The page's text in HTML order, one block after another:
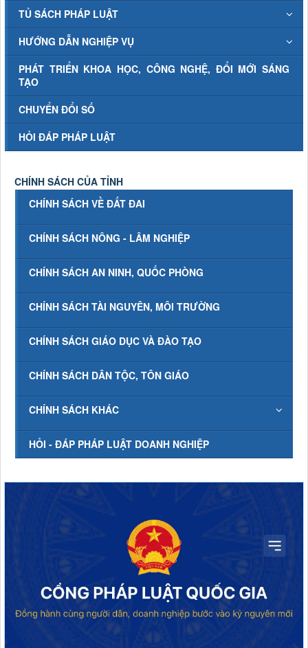
TỦ SÁCH PHÁP LUẬT
HƯỚNG DẪN NGHIỆP VỤ
PHÁT TRIỂN KHOA HỌC, CÔNG NGHỆ, ĐỔI MỚI SÁNG
TẠO
CHUYỂN ĐỔI SỐ
HỎI ĐÁP PHÁP LUẬT
CHÍNH SÁCH CỦA TỈNH
CHÍNH SÁCH VỀ ĐẤT ĐAI
CHÍNH SÁCH NÔNG - LÂM NGHIỆP
CHÍNH SÁCH AN NINH, QUỐC PHÒNG
CHÍNH SÁCH TÀI NGUYÊN, MÔI TRƯỜNG
CHÍNH SÁCH GIÁO DỤC VÀ ĐÀO TẠO
CHÍNH SÁCH DÂN TỘC, TÔN GIÁO
CHÍNH SÁCH KHÁC
HỎI - ĐÁP PHÁP LUẬT DOANH NGHIỆP